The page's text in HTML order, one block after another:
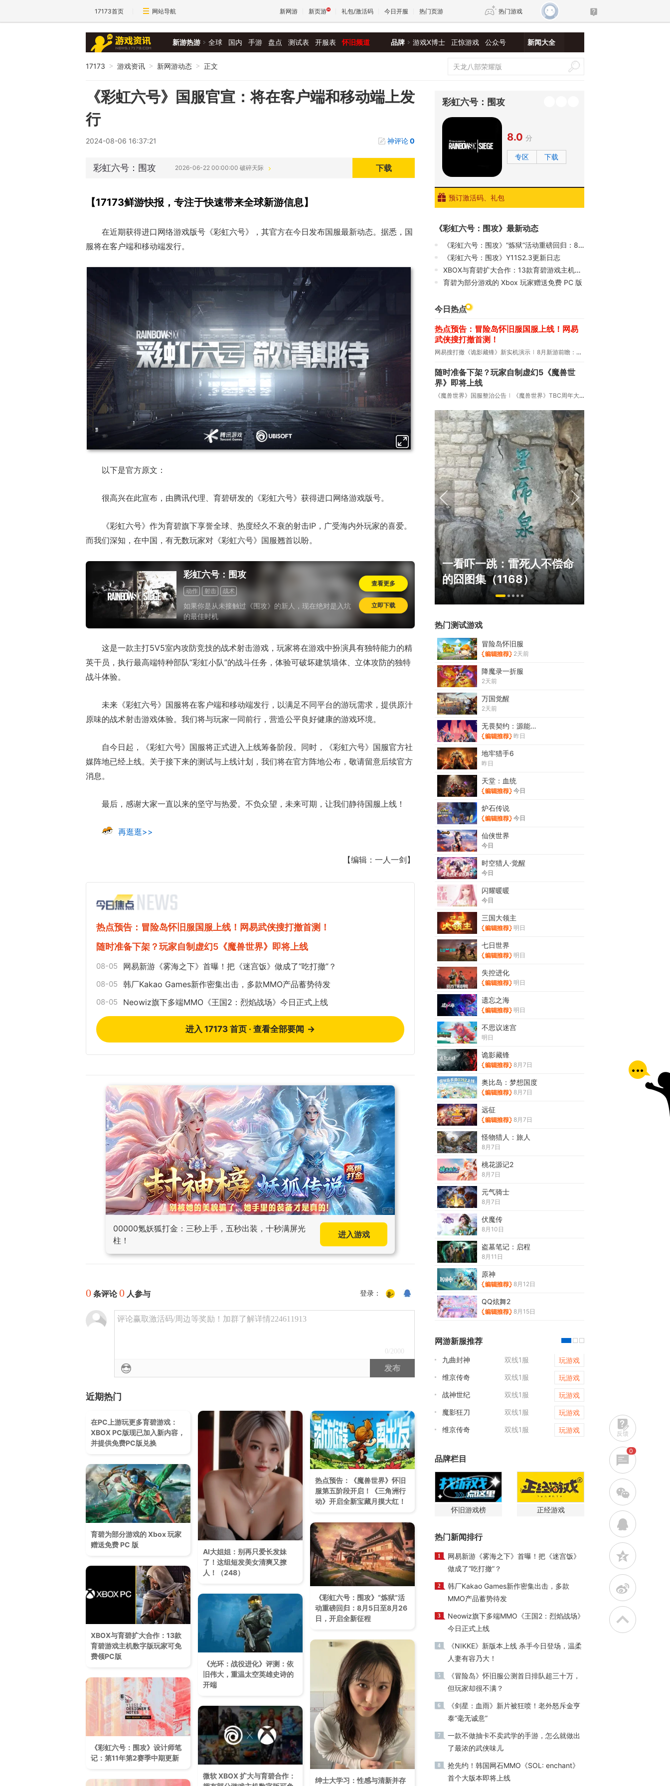
17173首页 网站导航 新网游 新页游 礼包/激活码 今日开服 热门页游 热门游戏
王权与自由 新仙侠5
新游热游 全球 国内 手游 盘点 测试表 开服表 怀旧频道 品牌 游戏X博士 正惊游戏 公众号 新闻大全
17173 > 游戏资讯 > 新网游动态 > 正文
《彩虹六号》国服官宣：将在客户端和移动端上发
行
2024-08-06 16:37:21 神评论0
彩虹六号：围攻 2026-06-22 00:00:00 破碎天际 下载
【17173鲜游快报，专注于快速带来全球新游信息】
在近期获得进口网络游戏版号 《彩虹六号》，其官方在今日发布国服最新动态。据悉， 国
服将在客户端和移动端发行。
以下是官方原文：
很高兴在此宣布，由腾讯代理、育碧研发的《彩虹六号》获得进口网络游戏版号。
《彩虹六号》作为育碧旗下享誉全球、热度经久不衰的射击IP，广受海内外玩家的喜爱。
而我们深知，在中国，有无数玩家对《彩虹六号》国服翘首以盼。
彩虹六号：围攻
动作 射击 战术
如果你是从未接触过《围攻》的新人，现在绝对是入坑
的最佳时机
查看更多
立即下载
这是一款主打5V5室内攻防竞技的战术射击游戏，玩家将在游戏中扮演具有独特能力的精
英干员，执行最高端特种部队“彩虹小队”的战斗任务，体验可破坏建筑墙体、立体攻防的独特
战斗体验。
未来《彩虹六号》国服将在客户端和移动端发行，以满足不同平台的游玩需求，提供原汁
原味的战术射击游戏体验。我们将与玩家一同前行，营造公平良好健康的游戏环境。
自今日起，《彩虹六号》国服将正式进入上线筹备阶段。同时，《彩虹六号》国服官方社
媒阵地已经上线。关于接下来的测试与上线计划，我们将在官方阵地公布，敬请留意后续官方
消息。
最后，感谢大家一直以来的坚守与热爱。不负众望，未来可期，让我们静待国服上线！
再逛逛>>
【编辑：一人一剑】
热点预告：冒险岛怀旧服国服上线！网易武侠搜打撤首测！
随时准备下架？玩家自制虚幻5《魔兽世界》即将上线
08-05 网易新游《雾海之下》首曝！把《迷宫饭》做成了“吃打撤”？
08-05 韩厂Kakao Games新作密集出击，多款MMO产品蓄势待发
08-05 Neowiz旗下多端MMO《王国2：烈焰战场》今日正式上线
进入 17173 首页 · 查看全部要闻 →
00000氪妖狐打金：三秒上手，五秒出装，十秒满屏光
柱！
进入游戏
0 条评论0 人参与 登录：
评论赢取激活码/周边等奖励！加群了解详情224611913
0 /2000
发布
近期热门
在PC上游玩更多育碧游戏：
XBOX PC版现已加入新内容，
并提供免费PC版兑换
AI大姐姐：别再只爱长发妹
了！这组短发美女清爽又撩
人！（248）
热点预告：《魔兽世界》怀旧
服第五阶段开启！《三角洲行
动》开启全新宝藏月摸大红！
育碧为部分游戏的 Xbox 玩家
赠送免费 PC 版
《彩虹六号：围攻》“炼狱”活
动重磅回归：8月5日至8月26
日，开启全新征程
XBOX与育碧扩大合作：13款
育碧游戏主机数字版玩家可免
费领PC版
《光环：战役进化》评测：依
旧伟大，重温太空英雄史诗的
开端
绅士大学习：性感与清新并存
《彩虹六号：围攻》设计师笔
记：第11年第2赛季中期更新
微软 XBOX 扩大与育碧合作：
彩虹六号：围攻
8.0 分
专区 下载
预订激活码、礼包
《彩虹六号：围攻》最新动态
《彩虹六号：围攻》“炼狱”活动重磅回归：8月5日至8月26日，开启全新征程
《彩虹六号：围攻》Y11S2.3更新日志
XBOX与育碧扩大合作：13款育碧游戏主机数字版玩家可免费领PC版
育碧为部分游戏的 Xbox 玩家赠送免费 PC 版
今日热点
热点预告：冒险岛怀旧服国服上线！网易
武侠搜打撤首测！
网易搜打撤《诡影藏锋》新实机演示 8月新游前瞻：《诡秘之主》领衔
随时准备下架？玩家自制虚幻5《魔兽世
界》即将上线
《魔兽世界》国服整治公告 《魔兽世界》TBC周年大更：双经典团本回归！
老友服“逐鹿中原”火爆上
线，回馈18年天下老头
一看吓一跳：雷死人不偿命
的囧图集（1168）
热门测试游戏
冒险岛怀旧服
2天前
降魔录一折服
2天前
万国觉醒
2天前
无畏契约：源能行动
昨日
地牢猎手6
昨日
天堂：血统
今日
炉石传说
今日
仙侠世界
今日
时空猎人·觉醒
今日
闪耀暖暖
今日
三国大领主
明日
七日世界
明日
失控进化
明日
遗忘之海
明日
不思议迷宫
明日
诡影藏锋
8月7日
奥比岛：梦想国度
8月7日
远征
8月7日
怪物猎人：旅人
8月7日
桃花源记2
8月7日
元气骑士
8月7日
伏魔传
8月10日
盗墓笔记：启程
8月11日
原神
8月12日
QQ炫舞2
8月15日
网游新服推荐
九曲封神 双线1服
玩游戏
维京传奇
双线1服
玩游戏
战神世纪
双线1服
玩游戏
魔影狂刀
双线1服
玩游戏
维京传奇
双线1服 玩游戏 天尊传奇
品牌栏目
怀旧游戏榜 正经游戏
热门新闻排行
1
网易新游《雾海之下》首曝！把《迷宫饭》
做成了“吃打撤”？
2
韩厂Kakao Games新作密集出击，多款
MMO产品蓄势待发
3
Neowiz旗下多端MMO《王国2：烈焰战场》
今日正式上线
4
《NIKKE》新版本上线 杀手今日登场，温柔
人妻有容乃大！
5
《冒险岛》怀旧服公测首日排队超三十万，
但玩家却很不满？
6
《剑星：血雨》新片被狂喷！老外怒斥金亨
泰“毫无诚意”
7
一款不做抽卡不卖武学的手游，怎么就做出
了最浓的武侠味儿
8
抢先约！韩国网石MMO《SOL: enchant》
首个大版本即将上线
反馈
0
w
q
z
t